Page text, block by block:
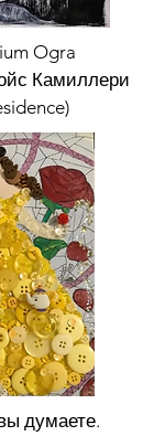
Ogra
Камиллери
думаете.